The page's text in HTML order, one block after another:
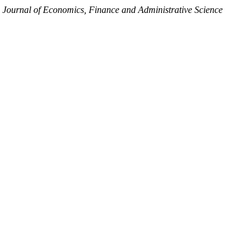
Journal of Economics, Finance and Administrative Science